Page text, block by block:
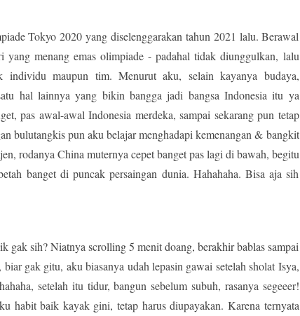
Tokyo 2020 yang diselenggarakan tahun 2021 lalu. Berawal
menang emas olimpiade - padahal tidak diunggulkan, lalu
individu maupun tim. Menurut aku, selain kayanya budaya,
hal lainnya yang bikin bangga jadi bangsa Indonesia itu ya
pas awal-awal Indonesia merdeka, sampai sekarang pun tetap
bulutangkis pun aku belajar menghadapi kemenangan & bangkit
rodanya China muternya cepet banget pas lagi di bawah, begitu
banget di puncak persaingan dunia. Hahahaha. Bisa aja sih
gak sih? Niatnya scrolling 5 menit doang, berakhir bablas sampai
gak gitu, aku biasanya udah lepasin gawai setelah sholat Isya,
setelah itu tidur, bangun sebelum subuh, rasanya segeeer!
habit baik kayak gini, tetap harus diupayakan. Karena ternyata